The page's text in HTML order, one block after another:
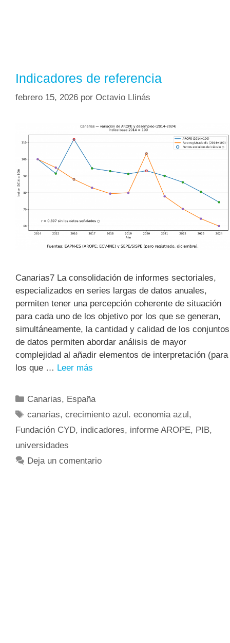
Indicadores de referencia
febrero 15, 2026 por Octavio Llinás
Canarias7 La consolidación de informes sectoriales,
especializados en series largas de datos anuales,
permiten tener una percepción coherente de situación
para cada uno de los objetivo por los que se generan,
simultáneamente, la cantidad y calidad de los conjuntos
de datos permiten abordar análisis de mayor
complejidad al añadir elementos de interpretación (para
los que … Leer más
Canarias, España
canarias,crecimiento azul. economia azul,
Fundación CYD, indicadores, informe AROPE, PIB,
universidades
Deja un comentario